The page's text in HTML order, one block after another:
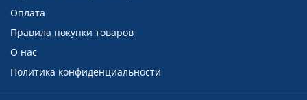
Оплата
Правила покупки товаров
О нас
Политика конфиденциальности